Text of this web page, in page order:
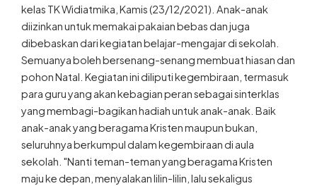
kelas TK Widiatmika, Kamis (23/12/2021). Anak-anak
diizinkan untuk memakai pakaian bebas dan juga
dibebaskan dari kegiatan belajar-mengajar di sekolah.
Semuanya boleh bersenang-senang membuat hiasan dan
pohon Natal. Kegiatan ini diliputi kegembiraan, termasuk
para guru yang akan kebagian peran sebagai sinterklas
yang membagi-bagikan hadiah untuk anak-anak. Baik
anak-anak yang beragama Kristen maupun bukan,
seluruhnya berkumpul dalam kegembiraan di aula
sekolah. "Nanti teman-teman yang beragama Kristen
maju ke depan, menyalakan lilin-lilin, lalu sekaligus